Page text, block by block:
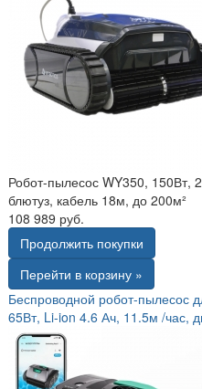
Робот-пылесос WY350, 150Вт,
блютуз, кабель 18м, до 200м²
108 989 руб.
Продолжить покупки
Перейти в корзину »
Беспроводной робот-пылесос
65Вт, Li-ion 4.6 Ач, 11.5м /час,